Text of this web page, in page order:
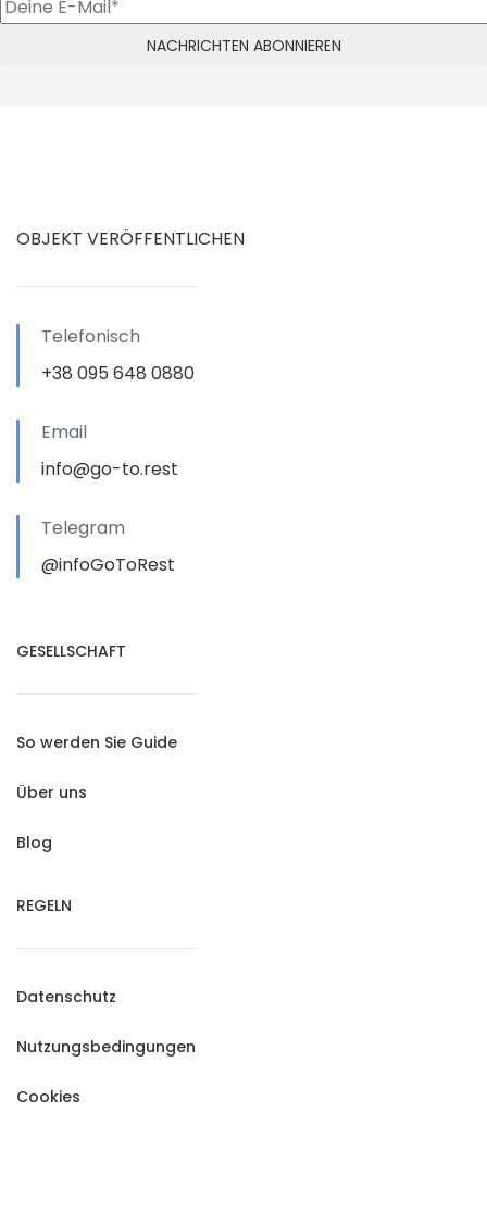
OBJEKT VERÖFFENTLICHEN
Telefonisch
+38 095 648 0880
Email
info@go-to.rest
Telegram
@infoGoToRest
GESELLSCHAFT
So werden Sie Guide
Über uns
Blog
REGELN
Datenschutz
Nutzungsbedingungen
Cookies